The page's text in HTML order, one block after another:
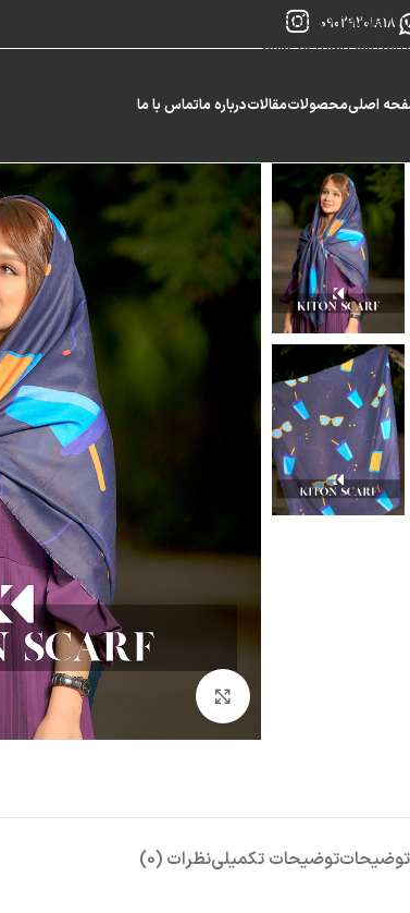
Skip to navigation
Skip to main content
09029201818
اصلیمحصولاتمقالاتدرباره ماتماس با ما
توضیحاتتوضیحات تکمیلینظرات (0)